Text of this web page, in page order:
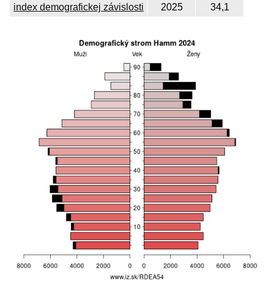
index demografickej závislosti
2025 34,1